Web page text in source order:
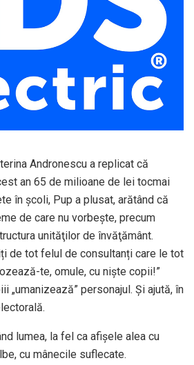
Andronescu a replicat că
an 65 de milioane de lei tocmai
în şcoli, Pup a plusat, arătând că
de care nu vorbeşte, precum
unităţilor de învăţământ.
de tot felul de consultanți care le tot
te, omule, cu niște copii!”
„umanizează” personajul. Și ajută, în
lumea, la fel ca afișele alea cu
cu mânecile suflecate.